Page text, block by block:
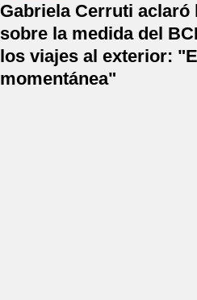
Gabriela Cerruti aclaró
sobre la medida del
los viajes al exterior:
momentánea"